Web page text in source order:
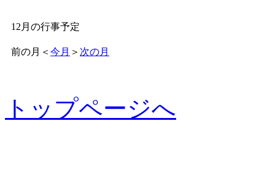
12月の行事予定
前の月 ＜ 今月 ＞ 次の月
トップページへ